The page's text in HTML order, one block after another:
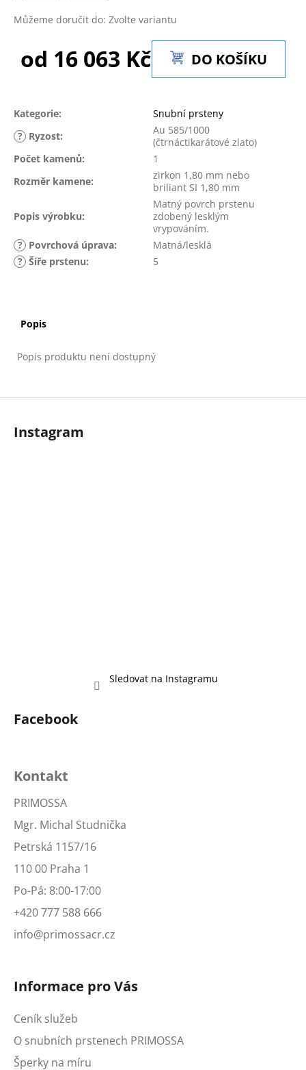
Můžeme doručit do: Zvolte variantu
od 16 063 Kč DO KOŠÍKU
Kategorie:
Snubní prsteny
? Ryzost:
Au 585/1000
(čtrnáctikarátové zlato)
Počet kamenů:
1
Rozměr kamene:
zirkon 1,80 mm nebo
briliant SI 1,80 mm
Popis výrobku:
Matný povrch prstenu
zdobený lesklým
vrypováním.
? Povrchová úprava:
Matná/lesklá
? Šíře prstenu: 5
Popis
Popis produktu není dostupný
Z
Instagram
Sledovat na Instagramu
Facebook
Kontakt
PRIMOSSA
Mgr. Michal Studnička
Petrská 1157/16
110 00 Praha 1
Po-Pá: 8:00-17:00
+420 777 588 666
info@primossacr.cz
Informace pro Vás
Ceník služeb
O snubních prstenech PRIMOSSA
Šperky na míru